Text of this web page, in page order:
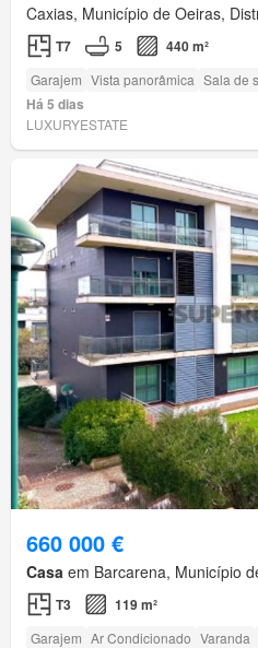
Caxias, Município de Oeiras,
T7 5 440 m²
Garajem Vista panorâmica Sala de
Há 5 dias
LUXURYESTATE
660 000 €
Casa em Barcarena, Município
T3 119 m²
Garajem Ar Condicionado Varanda